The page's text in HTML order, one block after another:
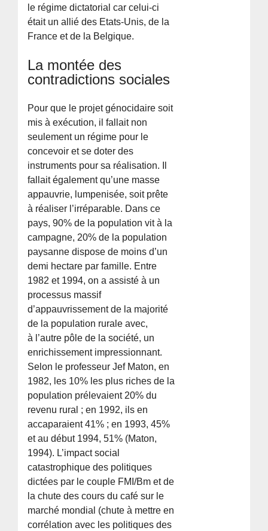
le régime dictatorial car celui-ci
était un allié des Etats-Unis, de la
France et de la Belgique.
La montée des
contradictions sociales
Pour que le projet génocidaire soit
mis à exécution, il fallait non
seulement un régime pour le
concevoir et se doter des
instruments pour sa réalisation. Il
fallait également qu’une masse
appauvrie, lumpenisée, soit prête
à réaliser l’irréparable. Dans ce
pays, 90% de la population vit à la
campagne, 20% de la population
paysanne dispose de moins d’un
demi hectare par famille. Entre
1982 et 1994, on a assisté à un
processus massif
d’appauvrissement de la majorité
de la population rurale avec,
à l’autre pôle de la société, un
enrichissement impressionnant.
Selon le professeur Jef Maton, en
1982, les 10% les plus riches de la
population prélevaient 20% du
revenu rural ; en 1992, ils en
accaparaient 41% ; en 1993, 45%
et au début 1994, 51% (Maton,
1994). L’impact social
catastrophique des politiques
dictées par le couple FMI/Bm et de
la chute des cours du café sur le
marché mondial (chute à mettre en
corrélation avec les politiques des